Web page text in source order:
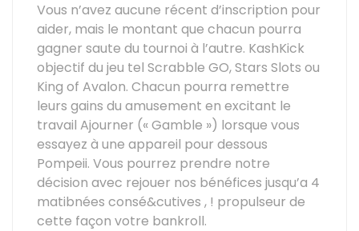
Vous n’avez aucune récent d’inscription pour
aider, mais le montant que chacun pourra
gagner saute du tournoi à l’autre. KashKick
objectif du jeu tel Scrabble GO, Stars Slots ou
King of Avalon. Chacun pourra remettre
leurs gains du amusement en excitant le
travail Ajourner (« Gamble ») lorsque vous
essayez à une appareil pour dessous
Pompeii. Vous pourrez prendre notre
décision avec rejouer nos bénéfices jusqu’a 4
matibnées consé&cutives , ! propulseur de
cette façon votre bankroll.